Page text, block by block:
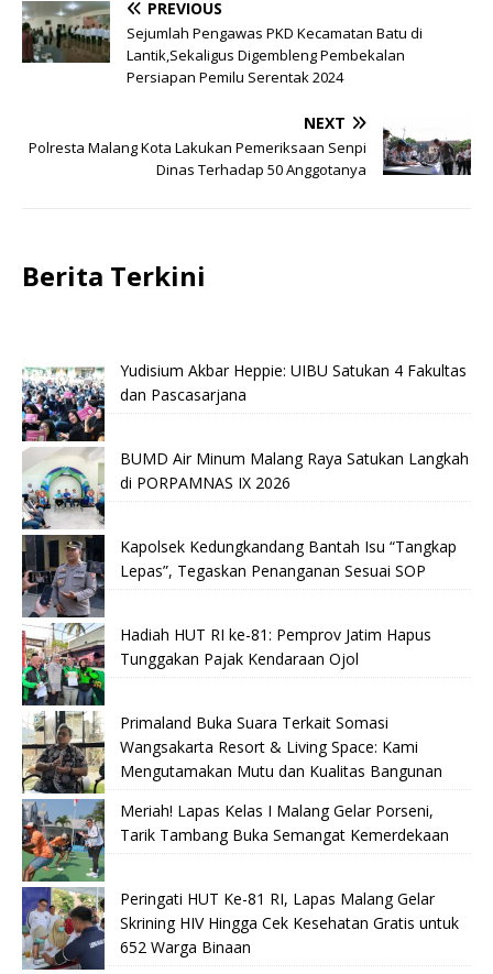
PREVIOUS
Sejumlah Pengawas PKD Kecamatan Batu di
Lantik,Sekaligus Digembleng Pembekalan
Persiapan Pemilu Serentak 2024
NEXT
Polresta Malang Kota Lakukan Pemeriksaan Senpi
Dinas Terhadap 50 Anggotanya
Berita Terkini
Yudisium Akbar Heppie: UIBU Satukan 4 Fakultas
dan Pascasarjana
BUMD Air Minum Malang Raya Satukan Langkah
di PORPAMNAS IX 2026
Kapolsek Kedungkandang Bantah Isu “Tangkap
Lepas”, Tegaskan Penanganan Sesuai SOP
Hadiah HUT RI ke-81: Pemprov Jatim Hapus
Tunggakan Pajak Kendaraan Ojol
Primaland Buka Suara Terkait Somasi
Wangsakarta Resort & Living Space: Kami
Mengutamakan Mutu dan Kualitas Bangunan
Meriah! Lapas Kelas I Malang Gelar Porseni,
Tarik Tambang Buka Semangat Kemerdekaan
Peringati HUT Ke-81 RI, Lapas Malang Gelar
Skrining HIV Hingga Cek Kesehatan Gratis untuk
652 Warga Binaan